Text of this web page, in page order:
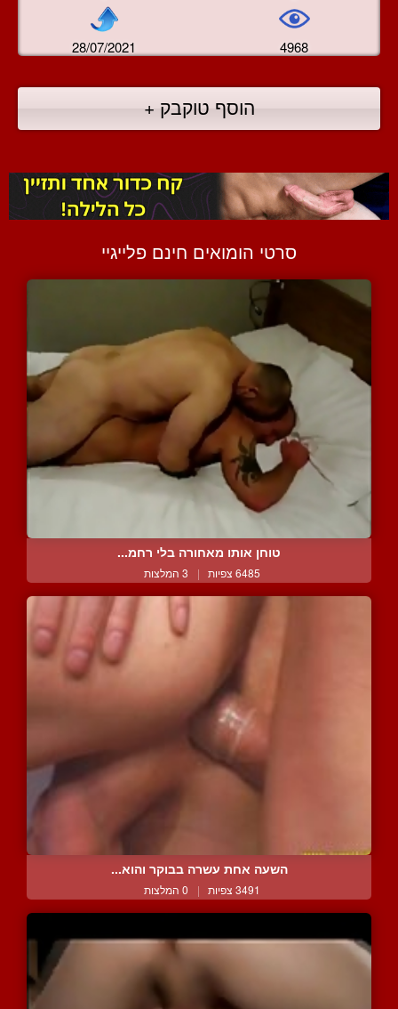
28/07/2021 4968
הוסף טוקבק +
סרטי הומואים חינם פלייגיי
טוחן אותו מאחורה בלי רחמ...
6485 צפיות | 3 המלצות
השעה אחת עשרה בבוקר והוא...
3491 צפיות | 0 המלצות